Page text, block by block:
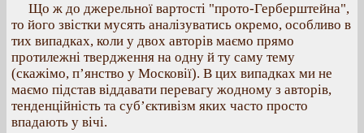
Що ж до джерельної вартості "прото-Герберштейна",
то його звістки мусять аналізуватись окремо, особливо в
тих випадках, коли у двох авторів маємо прямо
протилежні твердження на одну й ту саму тему
(скажімо, п’янство у Московії). В цих випадках ми не
маємо підстав віддавати перевагу жодному з авторів,
тенденційність та суб’єктивізм яких часто просто
впадають у вічі.